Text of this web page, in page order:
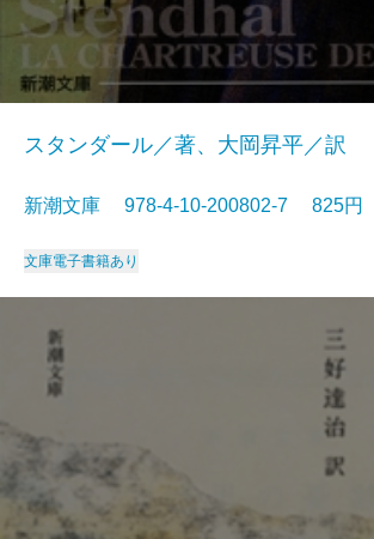
スタンダール／著、大岡昇平／訳
新潮文庫 978-4-10-200802-7 825円
文庫電子書籍あり